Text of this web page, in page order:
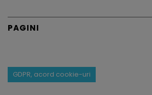
PAGINI
GDPR, acord cookie-uri